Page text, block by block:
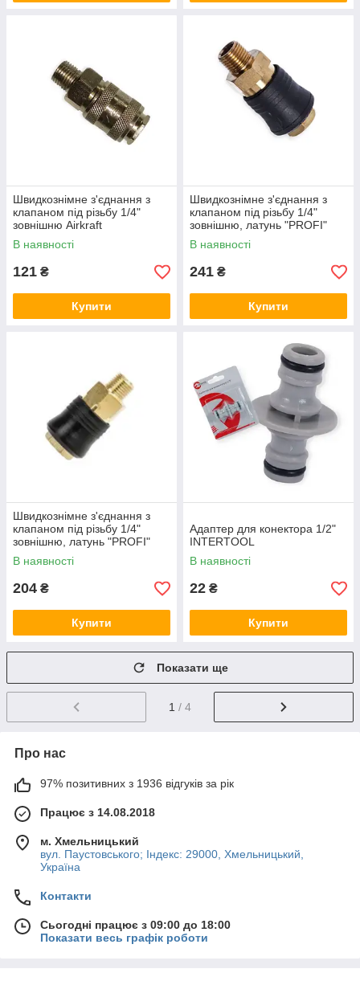
Швидкознімне з'єднання з
клапаном під різьбу 1/4"
зовнішню Airkraft
В наявності
121 ₴
Купити
Швидкознімне з'єднання з
клапаном під різьбу 1/4"
зовнішню, латунь "PROFI"
Airkraft
В наявності
241 ₴
Купити
Швидкознімне з'єднання з
клапаном під різьбу 1/4"
зовнішню, латунь "PROFI"
INTERTOOL
В наявності
204 ₴
Купити
Адаптер для конектора 1/2"
INTERTOOL
В наявності
22 ₴
Купити
Показати ще
1 / 4
Про нас
97% позитивних з 1936 відгуків за рік
Працює з 14.08.2018
м. Хмельницький
вул. Паустовського; Індекс: 29000, Хмельницький,
Україна
Контакти
Сьогодні працює з 09:00 до 18:00
Показати весь графік роботи